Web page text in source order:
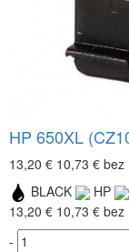
HP 650XL
13,20 € 10,73 € bez
BLACK
HP
13,20 € 10,73 € bez
-